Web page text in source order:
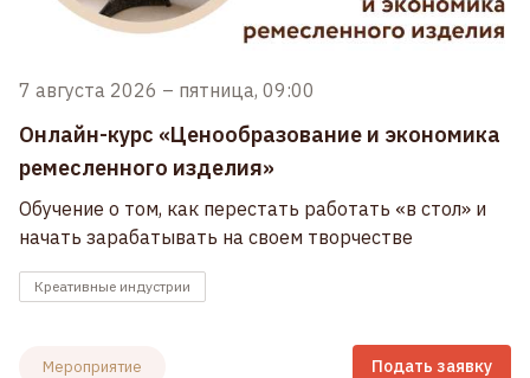
7 августа 2026 – пятница, 09:00
Онлайн-курс «Ценообразование и экономика
ремесленного изделия»
Обучение о том, как перестать работать «в стол» и
начать зарабатывать на своем творчестве
Креативные индустрии
Мероприятие Подать заявку